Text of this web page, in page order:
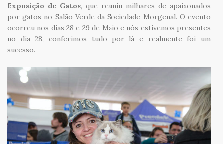
Exposição de Gatos, que reuniu milhares de apaixonados
por gatos no Salão Verde da Sociedade Morgenal. O evento
ocorreu nos dias 28 e 29 de Maio e nós estivemos presentes
no dia 28, conferimos tudo por lá e realmente foi um
sucesso.